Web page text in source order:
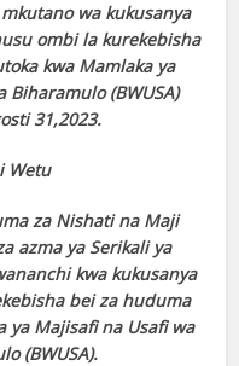
wa kukusanya
ombi la kurekebisha
kwa Mamlaka ya
(BWUSA)
31,2023.
Wetu
za Nishati na Maji
azma ya Serikali ya
kwa kukusanya
bei za huduma
ya Majisafi na Usafi wa
(BWUSA).